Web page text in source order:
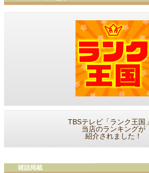
TBSテレビ「ランク王国
当店のランキングが
紹介されました！